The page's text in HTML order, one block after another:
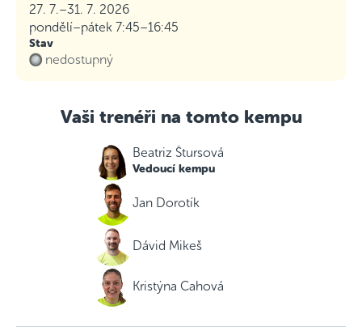
27. 7.–31. 7. 2026
pondělí–pátek 7:45–16:45
Stav
nedostupný
Vaši trenéři na tomto kempu
Beatriz Štursová
Vedoucí kempu
Jan Dorotík
Dávid Mikeš
Kristýna Cahová